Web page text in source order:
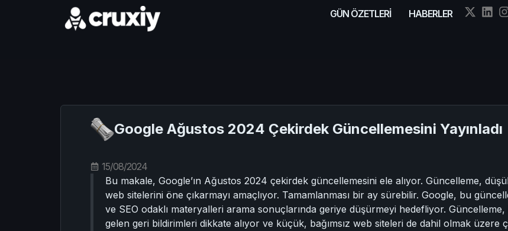
GÜN ÖZETLERİ HABERLER
Google Ağustos 2024 Çekirdek Güncellemesini Yayınladı
15/08/2024
Bu makale, Google’ın Ağustos 2024 çekirdek güncellemesini ele alıyor. Güncelleme,
web sitelerini öne çıkarmayı amaçlıyor. Tamamlanması bir ay sürebilir. Google, bu
ve SEO odaklı materyalleri arama sonuçlarında geriye düşürmeyi hedefliyor.
gelen geri bildirimleri dikkate alıyor ve küçük, bağımsız web siteleri de dahil olmak üzere